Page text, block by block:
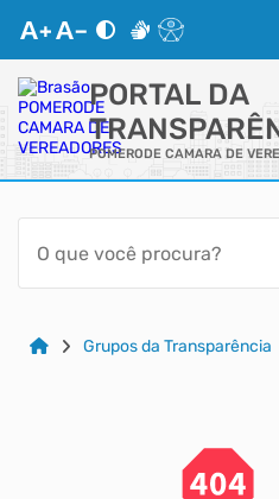
PORTAL DA
POMERODE CAMARA DE
ACESSO RÁPIDO
Acessibilidade
CidadãoGrupos da Transparência